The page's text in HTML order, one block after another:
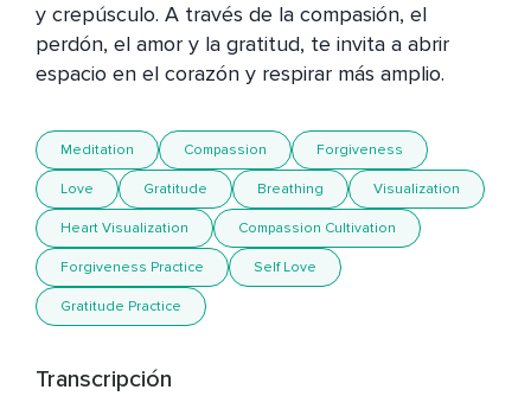
y crepúsculo. A través de la compasión, el
perdón, el amor y la gratitud, te invita a abrir
espacio en el corazón y respirar más amplio.
Meditation Compassion Forgiveness
Love Gratitude Breathing Visualization
Heart Visualization Compassion Cultivation
Forgiveness Practice Self Love
Gratitude Practice
Transcripción